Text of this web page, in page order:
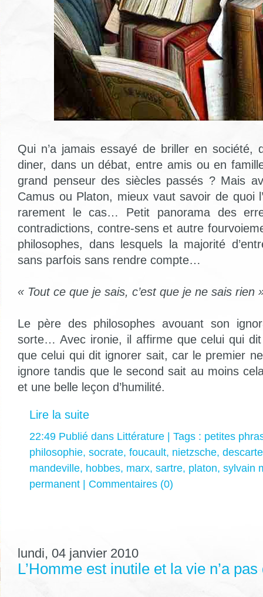
Qui n’a jamais essayé de briller en société,
diner, dans un débat, entre amis ou en
grand penseur des siècles passés ? Mais
Camus ou Platon, mieux vaut savoir de quoi
rarement le cas… Petit panorama des
contradictions, contre-sens et autre
philosophes, dans lesquels la majorité
sans parfois sans rendre compte…
« Tout ce que je sais, c’est que je ne sais rien
Le père des philosophes avouant son
sorte… Avec ironie, il affirme que celui qui
que celui qui dit ignorer sait, car le premier
ignore tandis que le second sait au moins
et une belle leçon d’humilité.
Lire la suite
22:49 Publié dans Littérature | Tags : petites
philosophie, socrate, foucault, nietzsche,
mandeville, hobbes, marx, sartre, platon, sylvain
permanent
Commentaires (0)
lundi, 04 janvier 2010
L’Homme est inutile et la vie n’a